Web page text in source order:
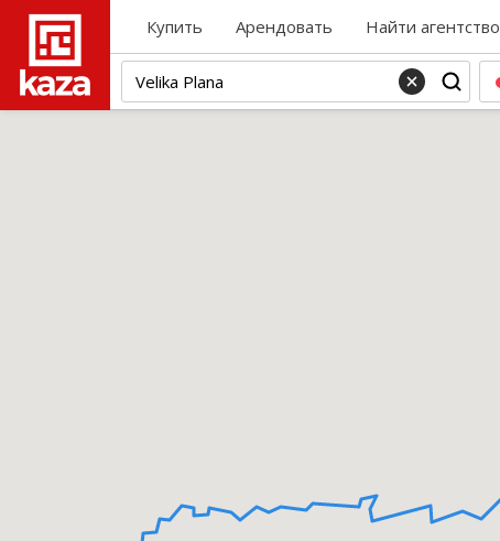
Купить Арендовать Найти агентство